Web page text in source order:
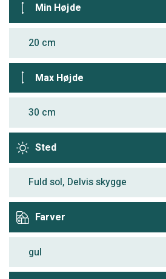
Min Højde
20 cm
Max Højde
30 cm
Sted
Fuld sol, Delvis skygge
Farver
gul